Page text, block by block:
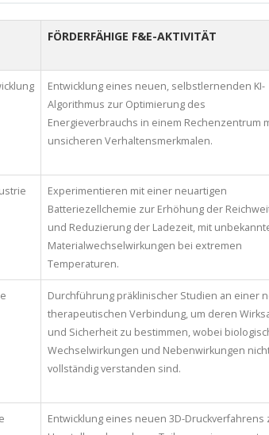
FÖRDERFÄHIGE F&E-AKTIVITÄT
Entwicklung eines neuen, selbstlernenden KI-
Algorithmus zur Optimierung des
Energieverbrauchs in einem Rechenzentrum
unsicheren Verhaltensmerkmalen.
Experimentieren mit einer neuartigen
Batteriezellchemie zur Erhöhung der
und Reduzierung der Ladezeit, mit
Materialwechselwirkungen bei extremen
Temperaturen.
Durchführung präklinischer Studien an einer
therapeutischen Verbindung, um deren
und Sicherheit zu bestimmen, wobei
Wechselwirkungen und Nebenwirkungen
vollständig verstanden sind.
Entwicklung eines neuen 3D-Druckverfahrens